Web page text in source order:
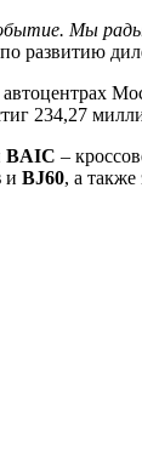
Мы
развитию
автоцентрах
234,27
BAIC –
и BJ60, а также